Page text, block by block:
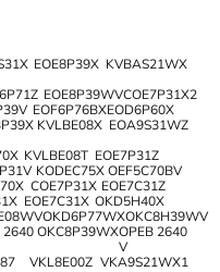
EOE8P39X KVBAS21WX
EOE8P39WVCOE7P31X2
EOF6P76BXEOD6P60X
KVLBE08X EOA9S31WZ
KVLBE08T EOE7P31Z
KODEC75X OEF5C70BV
COE7P31X EOE7C31Z
EOE7C31X OKD5H40X
OKD6P77WXOKC8H39WV
2640OKC8P39WXOPEB 2640
V
VKL8E00Z VKA9S21WX1